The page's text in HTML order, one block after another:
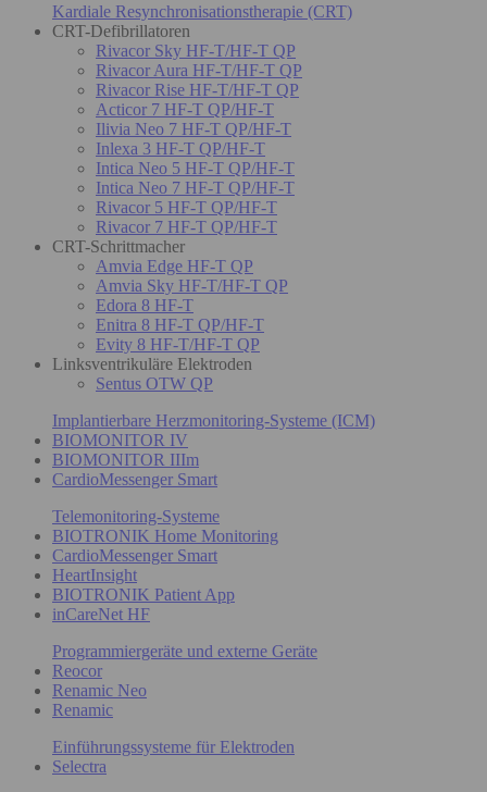
Kardiale Resynchronisationstherapie (CRT)
CRT-Defibrillatoren
Rivacor Sky HF-T/HF-T QP
Rivacor Aura HF-T/HF-T QP
Rivacor Rise HF-T/HF-T QP
Acticor 7 HF-T QP/HF-T
Ilivia Neo 7 HF-T QP/HF-T
Inlexa 3 HF-T QP/HF-T
Intica Neo 5 HF-T QP/HF-T
Intica Neo 7 HF-T QP/HF-T
Rivacor 5 HF-T QP/HF-T
Rivacor 7 HF-T QP/HF-T
CRT-Schrittmacher
Amvia Edge HF-T QP
Amvia Sky HF-T/HF-T QP
Edora 8 HF-T
Enitra 8 HF-T QP/HF-T
Evity 8 HF-T/HF-T QP
Linksventrikuläre Elektroden
Sentus OTW QP
Implantierbare Herzmonitoring-Systeme (ICM)
BIOMONITOR IV
BIOMONITOR IIIm
CardioMessenger Smart
Telemonitoring-Systeme
BIOTRONIK Home Monitoring
CardioMessenger Smart
HeartInsight
BIOTRONIK Patient App
inCareNet HF
Programmiergeräte und externe Geräte
Reocor
Renamic Neo
Renamic
Einführungssysteme für Elektroden
Selectra